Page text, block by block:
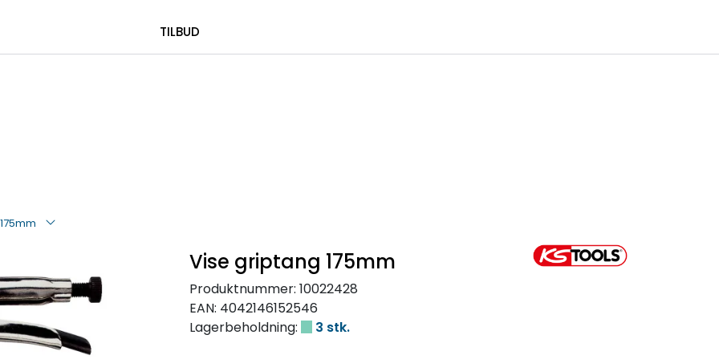
TILBUD
Vise griptang 175mm
Produktnummer: 10022428
EAN: 4042146152546
Lagerbeholdning:
3 stk.